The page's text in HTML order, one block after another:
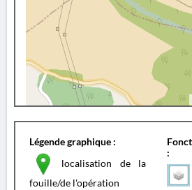
Légende graphique :
localisation de la
fouille/de l'opération
: